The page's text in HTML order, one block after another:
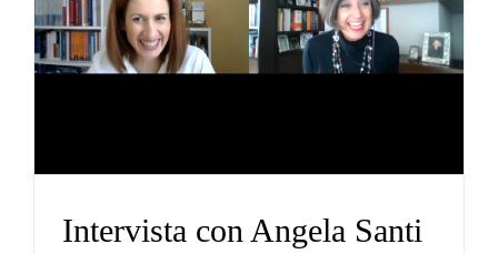
Intervista con Angela Santi
Net
Intervista con Angela Santi